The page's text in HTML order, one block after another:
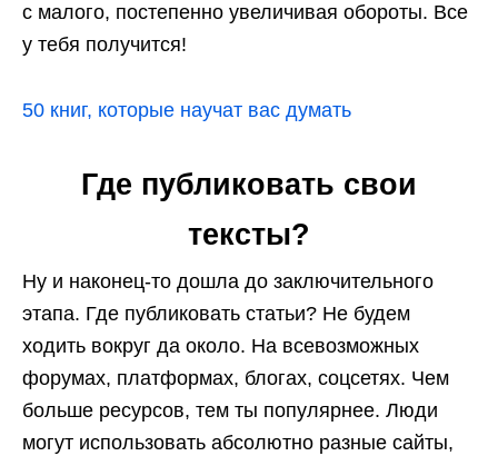
с малого, постепенно увеличивая обороты. Все
у тебя получится!
50 книг, которые научат вас думать
Где публиковать свои
тексты?
Ну и наконец-то дошла до заключительного
этапа. Где публиковать статьи? Не будем
ходить вокруг да около. На всевозможных
форумах, платформах, блогах, соцсетях. Чем
больше ресурсов, тем ты популярнее. Люди
могут использовать абсолютно разные сайты,